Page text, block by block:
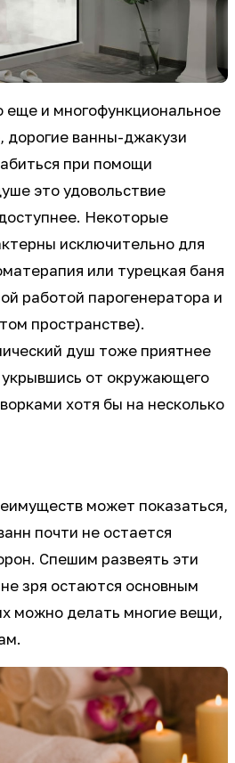
еще и многофункциональное
дорогие ванны-джакузи
при помощи
это удовольствие
Некоторые
исключительно для
или турецкая баня
работой парогенератора и
пространстве).
душ тоже приятнее
от окружающего
хотя бы на несколько
может показаться,
почти не остается
Спешим развеять эти
зря остаются основным
можно делать многие вещи,